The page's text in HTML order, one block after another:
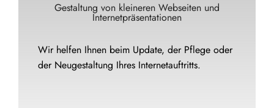
Gestaltung von kleineren Webseiten und
Internetpräsentationen
Wir helfen Ihnen beim Update, der Pflege oder
der Neugestaltung Ihres Internetauftritts.